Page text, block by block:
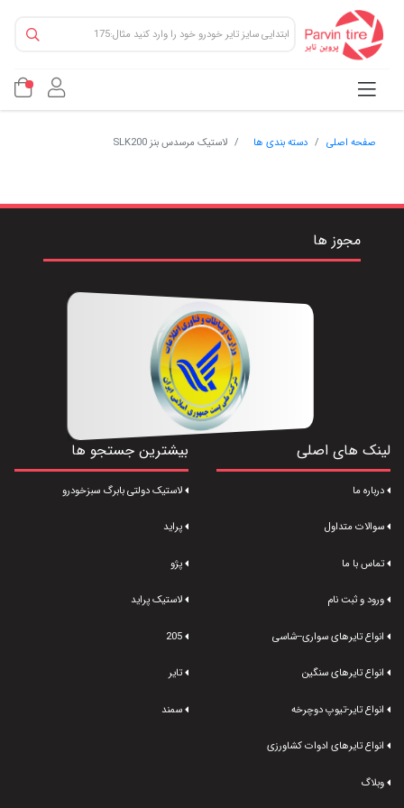
صفحه اصلی دسته بندی ها لاستیک مرسدس بنز SLK200
مجوز ها
لینک های اصلی
درباره ما
سوالات متداول
تماس با ما
ورود و ثبت نام
انواع تایرهای سواری--شاسی
انواع تایرهای سنگین
انواع تایر-تیوپ دوچرخه
انواع تایرهای ادوات کشاورزی
وبلاگ
بیشترین جستجو ها
لاستیک دولتی بابرگ سبزخودرو
پراید
پژو
لاستیک پراید
205
تایر
سمند